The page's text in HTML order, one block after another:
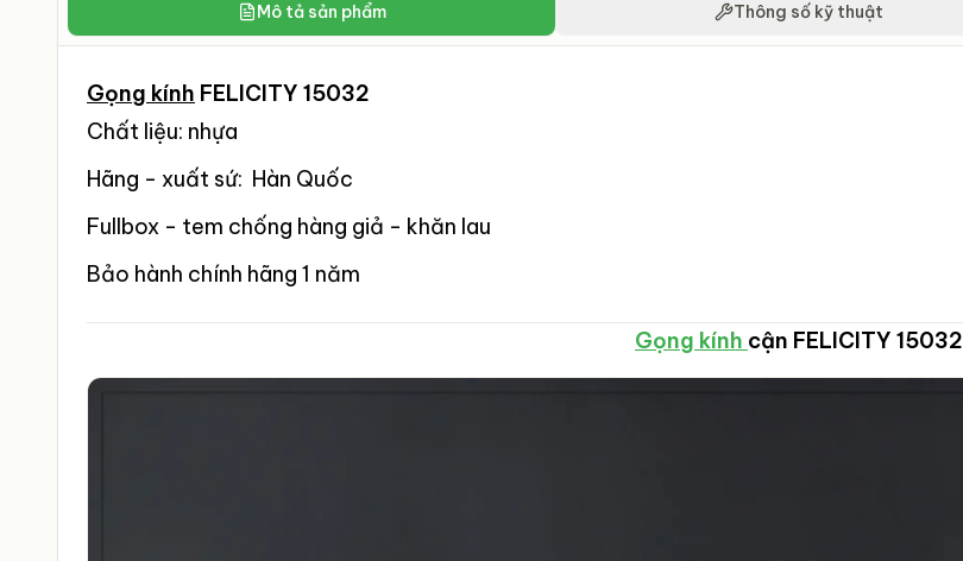
Mô tả sản phẩm Thông số kỹ thuật
Gọng kính FELICITY 15032
Chất liệu: nhựa
Hãng - xuất sứ: Hàn Quốc
Fullbox - tem chống hàng giả - khăn lau
Bảo hành chính hãng 1 năm
Gọng kính cận FELICITY 15032